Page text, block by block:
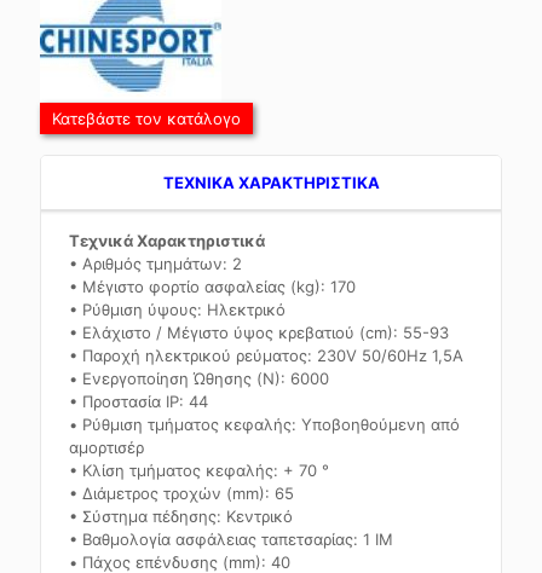
Κατεβάστε τον κατάλογο
TEXNIKA ΧΑΡΑΚΤΗΡΙΣΤΙΚΑ
Τεχνικά Χαρακτηριστικά
• Αριθμός τμημάτων: 2
• Μέγιστο φορτίο ασφαλείας (kg): 170
• Ρύθμιση ύψους: Ηλεκτρικό
• Ελάχιστο / Μέγιστο ύψος κρεβατιού (cm): 55-93
• Παροχή ηλεκτρικού ρεύματος: 230V 50/60Hz 1,5A
• Ενεργοποίηση Ώθησης (N): 6000
• Προστασία IP: 44
• Ρύθμιση τμήματος κεφαλής: Υποβοηθούμενη από
αμορτισέρ
• Κλίση τμήματος κεφαλής: + 70 °
• Διάμετρος τροχών (mm): 65
• Σύστημα πέδησης: Κεντρικό
• Βαθμολογία ασφάλειας ταπετσαρίας: 1 IM
• Πάχος επένδυσης (mm): 40